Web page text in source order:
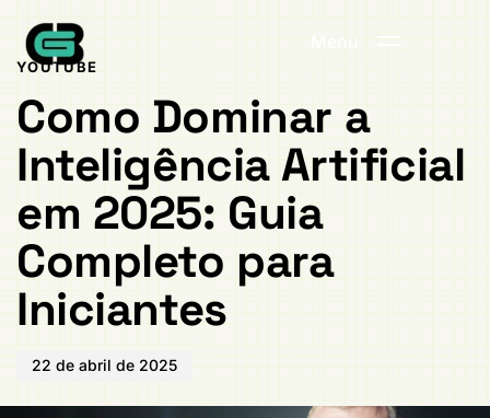
Menu
EM:
YOUTUBE
Como Dominar a
Inteligência Artificial
em 2025: Guia
Completo para
Iniciantes
em:
22 de abril de 2025